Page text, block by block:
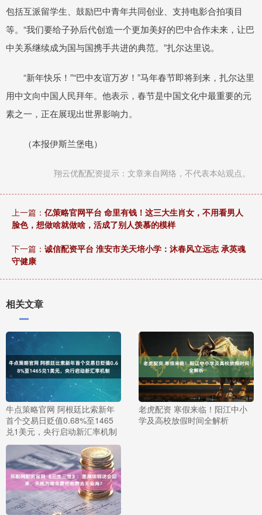
包括互派留学生、鼓励巴中青年共同创业、支持电影合拍项目
等。“我们要给子孙后代创造一个更加美好的巴中合作未来，让巴
中关系继续成为国与国携手共进的典范。”扎尔达里说。
“新年快乐！”“巴中友谊万岁！”马年春节即将到来，扎尔达里
用中文向中国人民拜年。他表示，春节是中国文化中最重要的元
素之一，正在展现出世界影响力。
（本报伊斯兰堡电）
翔云优配配资提示：文章来自网络，不代表本站观点。
上一篇： 亿策略官网平台 命里有钱！这三大生肖女，不用看男人
脸色，想做啥就做啥，活成了别人羡慕的模样
下一篇： 诚信配资平台 淮安市关天培小学：沐春风立远志 承英魂
守健康
相关文章
牛点策略官网 阿根廷比索新年
首个交易日贬值0.68%至1465
兑1美元，央行启动新汇率机制
老虎配资 寒假来临！阳江中小
学及高校放假时间全解析